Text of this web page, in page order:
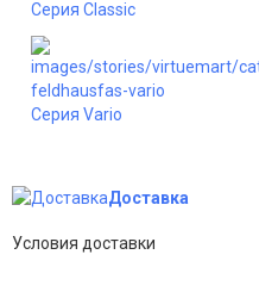
Серия Classic
Серия Vario
Доставка
Условия доставки